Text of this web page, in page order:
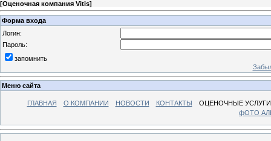
[Оценочная компания Vitis]
Форма входа
Логин:
Пароль:
запомнить
Меню сайта
ГЛАВНАЯ О КОМПАНИИ НОВОСТИ КОНТАКТЫ
ОЦЕНОЧНЫЕ УСЛУГИ
фОТО